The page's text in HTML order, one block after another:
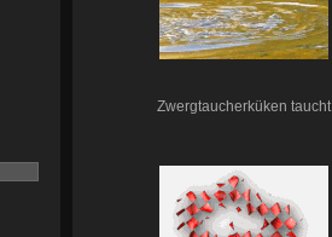
Zwergtaucherküken taucht